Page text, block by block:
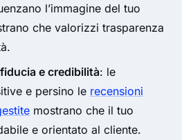
l’immagine del tuo
che valorizzi trasparenza
e credibilità: le
e persino le recensioni
mostrano che il tuo
e orientato al cliente.